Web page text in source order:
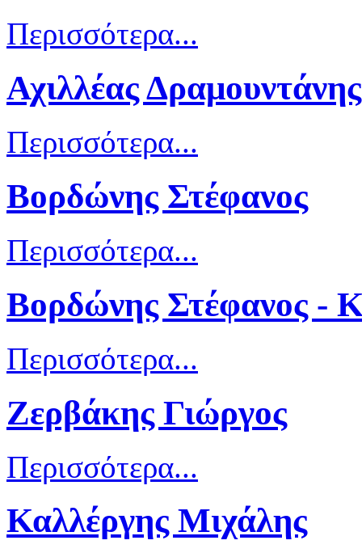
Περισσότερα...
Αχιλλέας Δραμουντάνης
Περισσότερα...
Βορδώνης Στέφανος
Περισσότερα...
Βορδώνης Στέφανος -
Περισσότερα...
Ζερβάκης Γιώργος
Περισσότερα...
Καλλέργης Μιχάλης